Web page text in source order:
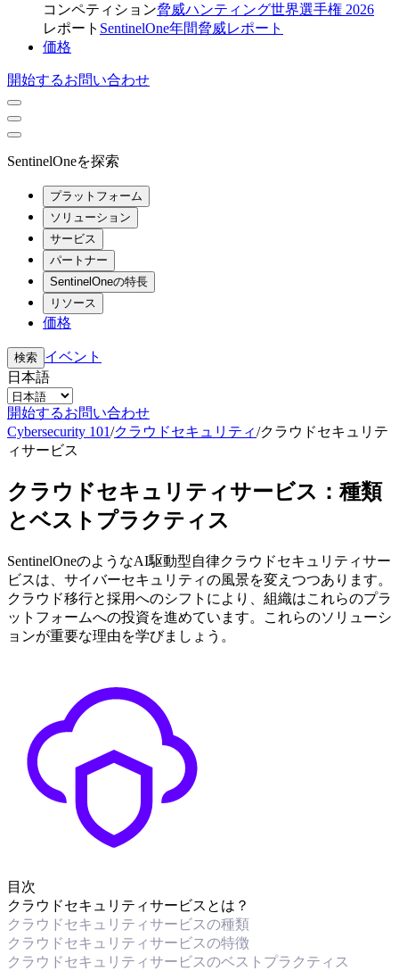
コンペティション脅威ハンティング世界選手権 2026
レポート SentinelOne年間脅威レポート
価格
開始するお問い合わせ
SentinelOneを探索
プラットフォーム
ソリューション
サービス
パートナー
SentinelOneの特長
リソース
価格
検索 イベント
日本語
開始するお問い合わせ
Cybersecurity 101/クラウドセキュリティ/クラウドセキュリテ
ィサービス
クラウドセキュリティサービス：種類
とベストプラクティス
SentinelOneのようなAI駆動型自律クラウドセキュリティサー
ビスは、サイバーセキュリティの風景を変えつつあります。
クラウド移行と採用へのシフトにより、組織はこれらのプラ
ットフォームへの投資を進めています。これらのソリューシ
ョンが重要な理由を学びましょう。
目次
クラウドセキュリティサービスとは？
クラウドセキュリティサービスの種類
クラウドセキュリティサービスの特徴
クラウドセキュリティサービスのベストプラクティス